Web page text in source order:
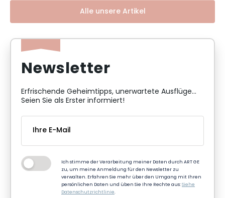
Alle unsere Artikel
Newsletter
Erfrischende Geheimtipps, unerwartete Ausflüge...
Seien Sie als Erster informiert!
Ich stimme der Verarbeitung meiner Daten durch ART GE
zu, um meine Anmeldung für den Newsletter zu
verwalten. Erfahren Sie mehr über den Umgang mit Ihren
persönlichen Daten und üben Sie Ihre Rechte aus:Siehe
Datenschutzrichtlinie.